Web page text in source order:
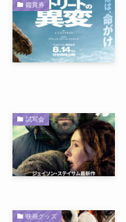
鑑賞券
試写会
映画グッズ